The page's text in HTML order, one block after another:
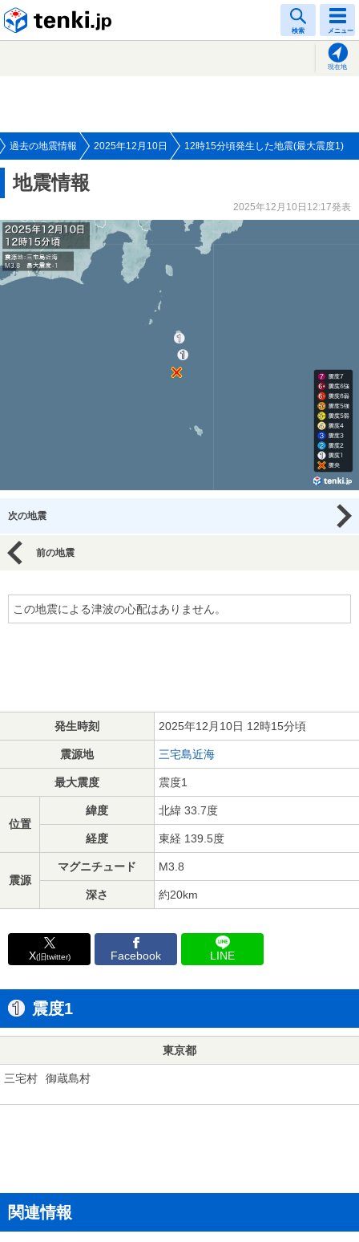
検索 メニュー
現在地
過去の地震情報 2025年12月10日 12時15分頃発生した地震(最大震度1)
地震情報
2025年12月10日12:17発表
次の地震
前の地震
この地震による津波の心配はありません。
発生時刻 2025年12月10日 12時15分頃
震源地 三宅島近海
最大震度 震度1
位置
緯度 北緯 33.7度
経度 東経 139.5度
震源
マグニチュード M3.8
深さ 約20km
X(旧twitter) Facebook LINE
震度1
東京都
三宅村 御蔵島村
関連情報